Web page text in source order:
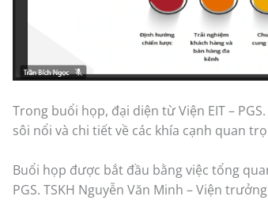
Trong buổi họp, đại diện từ Viện EIT –
sôi nổi và chi tiết về các khía cạnh quan
Buổi họp được bắt đầu bằng việc tổng
PGS. TSKH Nguyễn Văn Minh – Viện